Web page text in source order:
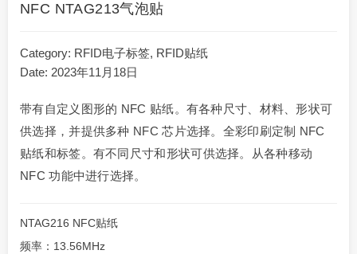
NFC NTAG213气泡贴
Category: RFID电子标签, RFID贴纸
Date: 2023年11月18日
带有自定义图形的 NFC 贴纸。有各种尺寸、材料、形状可
供选择，并提供多种 NFC 芯片选择。全彩印刷定制 NFC
贴纸和标签。有不同尺寸和形状可供选择。从各种移动
NFC 功能中进行选择。
NTAG216 NFC贴纸
频率：13.56MHz